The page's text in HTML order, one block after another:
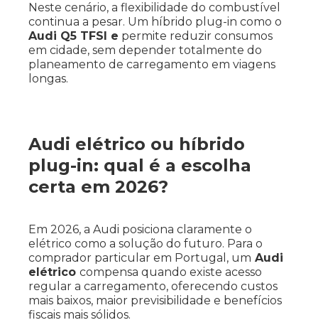
Neste cenário, a flexibilidade do combustível
continua a pesar. Um híbrido plug-in como o
Audi Q5 TFSI e permite reduzir consumos
em cidade, sem depender totalmente do
planeamento de carregamento em viagens
longas.
Audi elétrico ou híbrido
plug-in: qual é a escolha
certa em 2026?
Em 2026, a Audi posiciona claramente o
elétrico como a solução do futuro. Para o
comprador particular em Portugal, um Audi
elétrico compensa quando existe acesso
regular a carregamento, oferecendo custos
mais baixos, maior previsibilidade e benefícios
fiscais mais sólidos.